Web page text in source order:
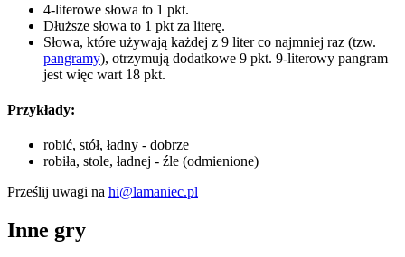
4-literowe słowa to 1 pkt.
Dłuższe słowa to 1 pkt za literę.
Słowa, które używają każdej z 9 liter co najmniej raz (tzw.
pangramy), otrzymują dodatkowe 9 pkt. 9-literowy pangram
jest więc wart 18 pkt.
Przykłady:
robić, stół, ładny - dobrze
robiła, stole, ładnej - źle (odmienione)
Prześlij uwagi na hi@lamaniec.pl
Inne gry